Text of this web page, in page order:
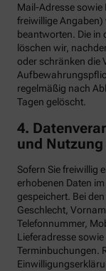
Mail-Adresse
freiwillige Angaben)
beantworten. Die in
löschen wir,
oder schränken die
regelmäßig nach
Tagen gelöscht.
4.
und
Sofern Sie freiwillig
erhobenen Daten
gespeichert. Bei
Geschlecht,
Telefonnummer,
Lieferadresse
Terminbuchungen.